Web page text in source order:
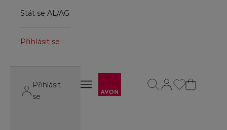
Otevřít navigační menu
Otevřít navigační menu
Otevřít stránku
Otevřít vyhledávání
Stát se AL/AG
Přihlásit se
Přihlásit
se